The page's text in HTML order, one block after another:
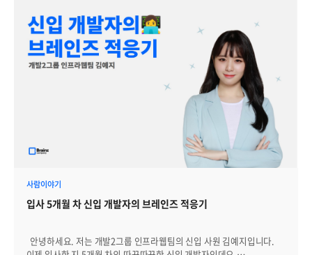
사람이야기
입사 5개월 차 신입 개발자의 브레인즈 적응기
안녕하세요. 저는 개발2그룹 인프라웹팀의 신입 사원 김예지입니다.